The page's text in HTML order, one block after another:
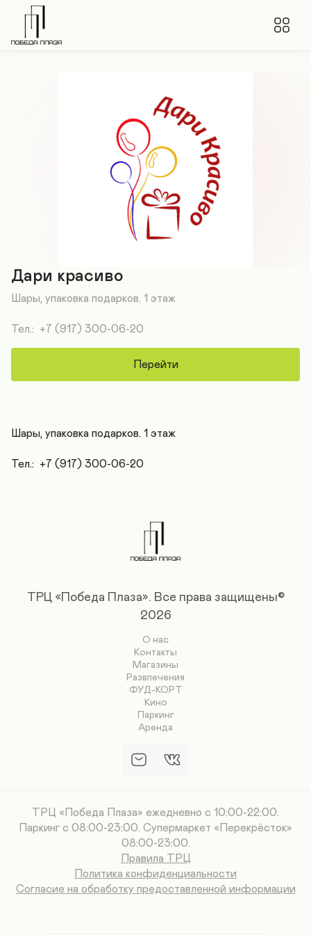
Дари красиво
Шары, упаковка подарков. 1 этаж
Тел.:  +7 (917) 300-06-20
Перейти
Шары, упаковка подарков. 1 этаж
Тел.:  +7 (917) 300-06-20
ТРЦ «Победа Плаза». Все права защищены©
2026
О нас
Контакты
Магазины
Развлечения
ФУД-КОРТ
Кино
Паркинг
Аренда
ТРЦ «Победа Плаза» ежедневно с 10:00-22:00.
Паркинг с 08:00-23:00. Супермаркет «Перекрёсток»
08:00-23:00.
Правила ТРЦ
Политика конфиденциальности
Согласие на обработку предоставленной информации